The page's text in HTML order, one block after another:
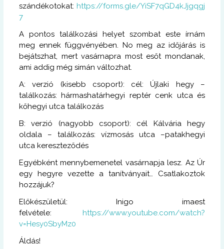
szándékotokat: https://forms.gle/YiSF7qGD4kJjgqgj
7
A pontos találkozási helyet szombat este írnám
meg ennek függvényében. No meg az időjárás is
bejátszhat, mert vasárnapra most esőt mondanak,
ami addig még simán változhat.
A: verzió (kisebb csoport): cél: Újlaki hegy –
találkozás: hármashatárhegyi reptér cenk utca és
kőhegyi utca találkozás
B: verzió (nagyobb csoport): cél Kálvária hegy
oldala – találkozás: vízmosás utca –patakhegyi
utca kereszteződés
Egyébként mennybemenetel vasárnapja lesz. Az Úr
egy hegyre vezette a tanítványait… Csatlakoztok
hozzájuk?
Előkészületül: Inigo imaest
felvétele: https://www.youtube.com/watch?
v=Hesy0SbyMz0
Áldás!